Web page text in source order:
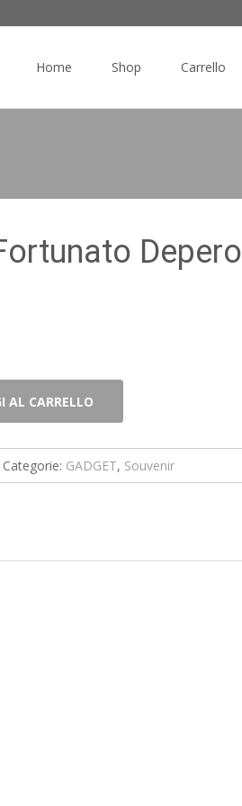
Home Shop Carrello
Depero
AL CARRELLO
Categorie: GADGET, Souvenir